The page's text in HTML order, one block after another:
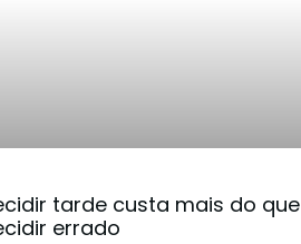
tarde custa mais do que
errado